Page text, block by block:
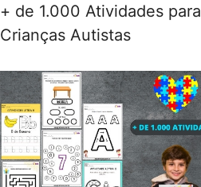
+ de 1.000 Atividades para
Crianças Autistas